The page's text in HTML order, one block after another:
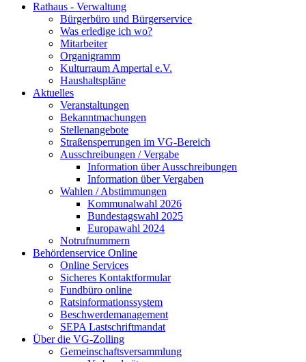
Rathaus - Verwaltung
Bürgerbüro und Bürgerservice
Was erledige ich wo?
Mitarbeiter
Organigramm
Kulturraum Ampertal e.V.
Haushaltspläne
Aktuelles
Veranstaltungen
Bekanntmachungen
Stellenangebote
Straßensperrungen im VG-Bereich
Ausschreibungen / Vergabe
Information über Ausschreibungen
Information über Vergaben
Wahlen / Abstimmungen
Kommunalwahl 2026
Bundestagswahl 2025
Europawahl 2024
Notrufnummern
Behördenservice Online
Online Services
Sicheres Kontaktformular
Fundbüro online
Ratsinformationssystem
Beschwerdemanagement
SEPA Lastschriftmandat
Über die VG-Zolling
Gemeinschaftsversammlung